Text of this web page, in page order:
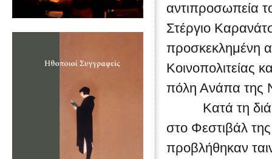
αντιπροσωπεία
Στέργιο
προσκεκλημένη
Κοινοπολιτείας
πόλη Ανάπα της
Κατά τη
στο Φεστιβάλ
προβλήθηκαν